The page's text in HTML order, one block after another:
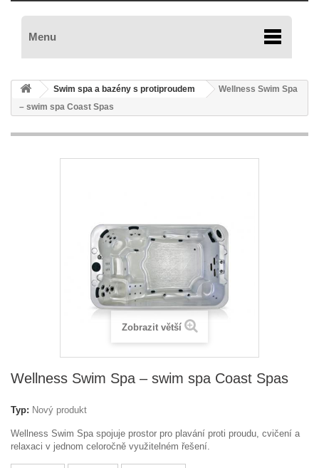
Menu
Swim spa a bazény s protiproudem
Wellness Swim Spa
– swim spa Coast Spas
Zobrazit větší
Wellness Swim Spa – swim spa Coast Spas
Typ: Nový produkt
Wellness Swim Spa spojuje prostor pro plavání proti proudu, cvičení a
relaxaci v jednom celoročně využitelném řešení.